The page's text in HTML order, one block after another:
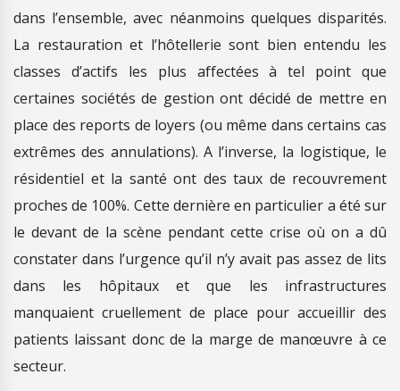
dans l’ensemble, avec néanmoins quelques disparités.
La restauration et l’hôtellerie sont bien entendu les
classes d’actifs les plus affectées à tel point que
certaines sociétés de gestion ont décidé de mettre en
place des reports de loyers (ou même dans certains cas
extrêmes des annulations). A l’inverse, la logistique, le
résidentiel et la santé ont des taux de recouvrement
proches de 100%. Cette dernière en particulier a été sur
le devant de la scène pendant cette crise où on a dû
constater dans l’urgence qu’il n’y avait pas assez de lits
dans les hôpitaux et que les infrastructures
manquaient cruellement de place pour accueillir des
patients laissant donc de la marge de manœuvre à ce
secteur.